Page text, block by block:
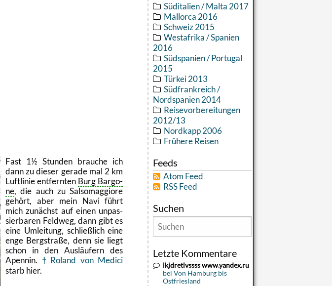
Fast 1½ Stun­den brau­che ich
dann zu die­ser ge­ra­de mal 2 km
Luft­li­nie ent­fern­ten Burg Bar­go­
ne, die auch zu Sal­som­ag­gio­re
ge­hört, aber mein Navi führt
mich zu­nächst auf einen un­pas­
sier­ba­ren Feld­weg, dann gibt es
eine Um­lei­tung, schlie­ß­lich eine
enge Berg­stra­ße, denn sie liegt
schon in den Aus­läu­fern des
Apen­nin.
Ro­land von Me­di­ci
starb hier.
Süditalien / Malta 2017
Mallorca 2016
Schweiz 2015
Westafrika / Spanien
2016
Südspanien / Portugal
2015
Türkei 2013
Südfrankreich /
Nordspanien 2014
Reisevorbereitungen
2012/13
Nordkapp 2006
Frühere Reisen
Feeds
Atom Feed
RSS Feed
Suchen
Letzte Kommentare
lkjdretlvssss www.yandex.ru
bei Von Hamburg bis
Ostfriesland